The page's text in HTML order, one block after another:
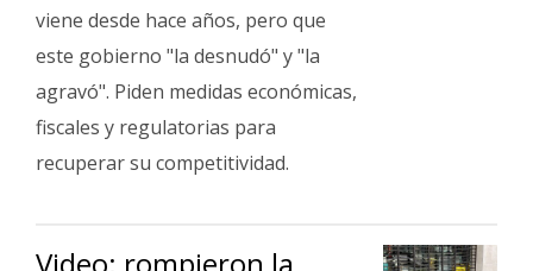
viene desde hace años, pero que
este gobierno "la desnudó" y "la
agravó". Piden medidas económicas,
fiscales y regulatorias para
recuperar su competitividad.